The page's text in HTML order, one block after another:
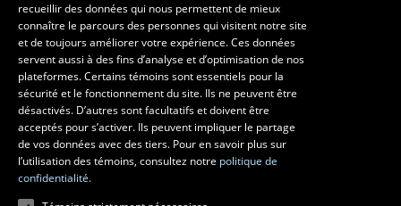
Ressources
monPortail
MESURES D'URGENCE
Composer le418 656-5555
recueillir des données qui nous permettent de mieux
connaître le parcours des personnes qui visitent notre site
et de toujours améliorer votre expérience. Ces données
servent aussi à des fins d’analyse et d’optimisation de nos
plateformes. Certains témoins sont essentiels pour la
sécurité et le fonctionnement du site. Ils ne peuvent être
désactivés. D’autres sont facultatifs et doivent être
acceptés pour s’activer. Ils peuvent impliquer le partage
de vos données avec des tiers. Pour en savoir plus sur
l’utilisation des témoins, consultez notre politique de
confidentialité.